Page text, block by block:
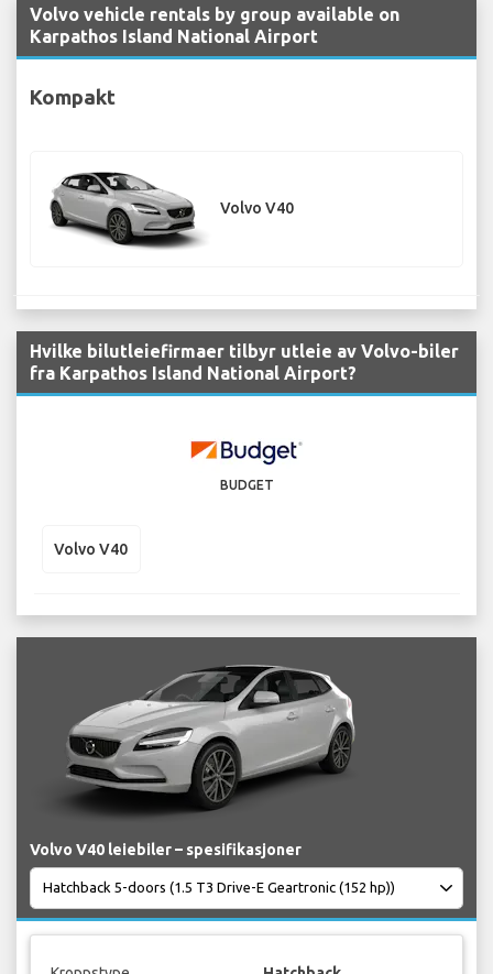
Volvo vehicle rentals by group available on
Karpathos Island National Airport
Kompakt
Volvo V40
Hvilke bilutleiefirmaer tilbyr utleie av Volvo-biler
fra Karpathos Island National Airport?
BUDGET
Volvo V40
Volvo V40 leiebiler – spesifikasjoner